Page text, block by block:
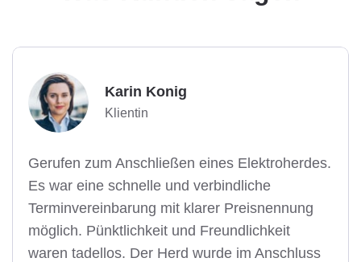
Karin Konig
Klientin
Gerufen zum Anschließen eines Elektroherdes.
Es war eine schnelle und verbindliche
Terminvereinbarung mit klarer Preisnennung
möglich. Pünktlichkeit und Freundlichkeit
waren tadellos. Der Herd wurde im Anschluss